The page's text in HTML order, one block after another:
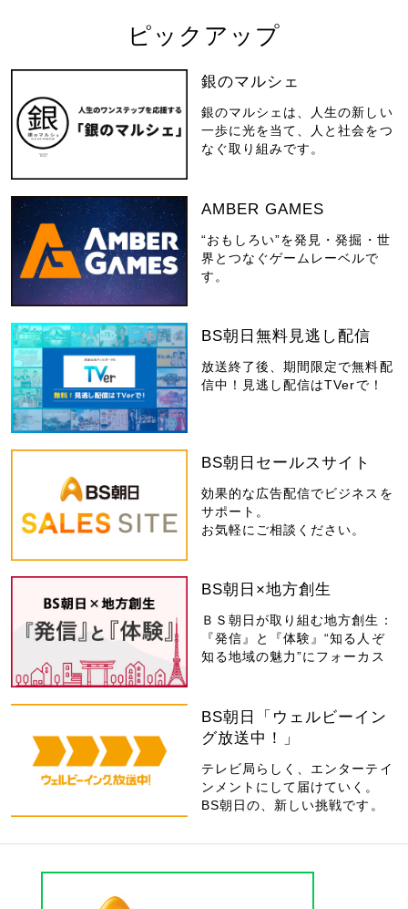
ピックアップ
銀のマルシェ
銀のマルシェは、人生の新しい
一歩に光を当て、人と社会をつ
なぐ取り組みです。
AMBER GAMES
“おもしろい”を発見・発掘・世
界とつなぐゲームレーベルで
す。
BS朝日無料見逃し配信
放送終了後、期間限定で無料配
信中！見逃し配信はTVerで！
BS朝日セールスサイト
効果的な広告配信でビジネスを
サポート。
お気軽にご相談ください。
BS朝日×地方創生
ＢＳ朝日が取り組む地方創生：
『発信』と『体験』“知る人ぞ
知る地域の魅力”にフォーカス
BS朝日「ウェルビーイン
グ放送中！」
テレビ局らしく、エンターテイ
ンメントにして届けていく。
BS朝日の、新しい挑戦です。